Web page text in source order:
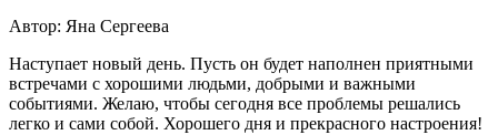
Автор: Яна Сергеева
Наступает новый день. Пусть он будет наполнен приятными
встречами с хорошими людьми, добрыми и важными
событиями. Желаю, чтобы сегодня все проблемы решались
легко и сами собой. Хорошего дня и прекрасного настроения!